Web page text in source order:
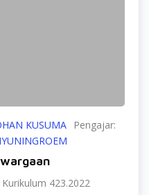
KUSUMA
Pengajar:
423.2022